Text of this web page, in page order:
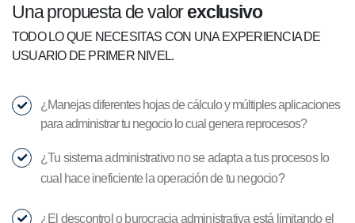
Una propuesta de valorexclusivo
TODO LO QUE NECESITAS CON UNA EXPERIENCIA DE
USUARIO DE PRIMER NIVEL.
¿Manejas diferentes hojas de cálculo y múltiples aplicaciones
para administrar tu negocio lo cual genera reprocesos?
¿Tu sistema administrativo no se adapta a tus procesos lo
cual hace ineficiente la operación de tu negocio?
¿El descontrol o burocracia administrativa está limitando el